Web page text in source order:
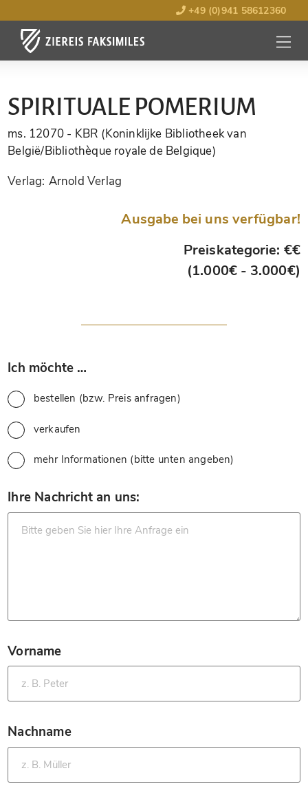
+49 (0)941 58612360
MENÜ
SPIRITUALE POMERIUM
ms. 12070 - KBR (Koninklijke Bibliotheek van
België/Bibliothèque royale de Belgique)
Verlag: Arnold Verlag
Ausgabe bei uns verfügbar!
Preiskategorie: €€
(1.000€ - 3.000€)
Ich möchte …
bestellen (bzw. Preis anfragen)
verkaufen
mehr Informationen (bitte unten angeben)
Ihre Nachricht an uns:
Vorname
*
Nachname
*